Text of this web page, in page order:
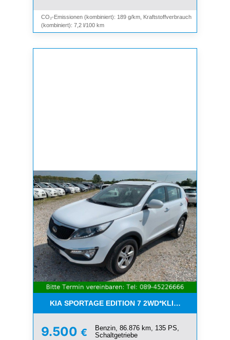
CO₂-Emissionen (kombiniert): 189 g/km, Kraftstoffverbrauch
(kombiniert): 7,2 l/100 km
KIA SPORTAGE EDITION 7
9.500 €
Benzin, 86.876 km, 135 PS,
Schaltgetriebe